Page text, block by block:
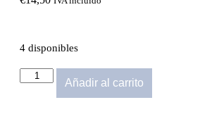
4 disponibles
Añadir al carrito